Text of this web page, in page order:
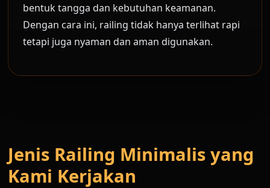
bentuk tangga dan kebutuhan keamanan.
Dengan cara ini, railing tidak hanya terlihat rapi
tetapi juga nyaman dan aman digunakan.
Jenis Railing Minimalis yang
Kami Kerjakan